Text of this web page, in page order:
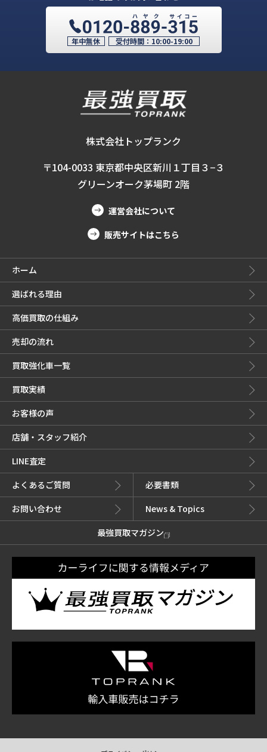
年中無休 受付時間： 10:00-19:00
株式会社トップランク
〒104-0033 東京都中央区新川１丁目３−３
グリーンオーク茅場町 2階
運営会社について
販売サイトはこちら
ホーム
選ばれる理由
高価買取の仕組み
売却の流れ
買取強化車一覧
買取実績
お客様の声
店舗・スタッフ紹介
LINE査定
よくあるご質問
必要書類
お問い合わせ
News & Topics
最強買取マガジン